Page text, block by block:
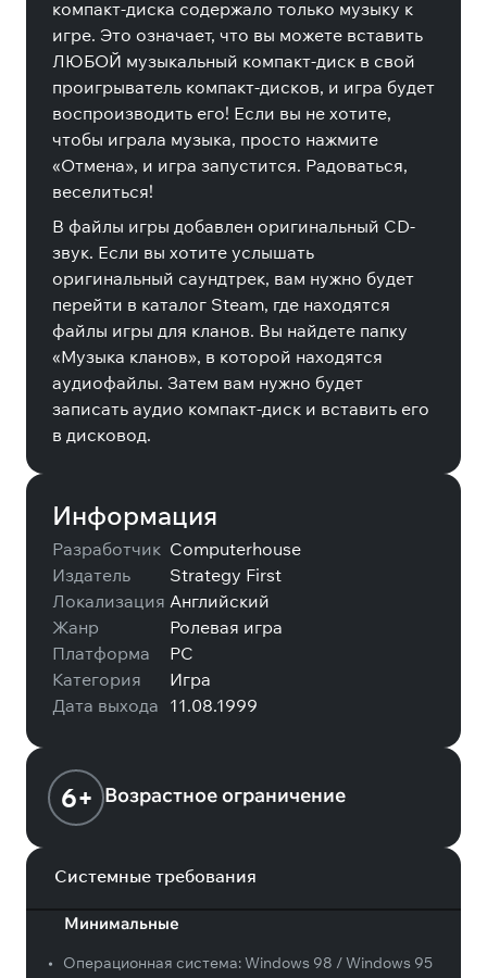
компакт-диска содержало только музыку к
игре. Это означает, что вы можете вставить
ЛЮБОЙ музыкальный компакт-диск в свой
проигрыватель компакт-дисков, и игра будет
воспроизводить его! Если вы не хотите,
чтобы играла музыка, просто нажмите
«Отмена», и игра запустится. Радоваться,
веселиться!
В файлы игры добавлен оригинальный CD-
звук. Если вы хотите услышать
оригинальный саундтрек, вам нужно будет
перейти в каталог Steam, где находятся
файлы игры для кланов. Вы найдете папку
«Музыка кланов», в которой находятся
аудиофайлы. Затем вам нужно будет
записать аудио компакт-диск и вставить его
в дисковод.
Информация
Разработчик Computerhouse
Издатель
Strategy First
Локализация Английский
Жанр
Ролевая игра
Платформа
PC
Категория
Игра
Дата выхода 11.08.1999
6+ Возрастное ограничение
Системные требования
Минимальные
• Операционная система:Windows 98 / Windows 95